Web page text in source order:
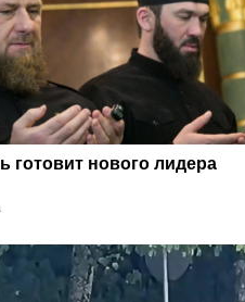
готовит нового лидера